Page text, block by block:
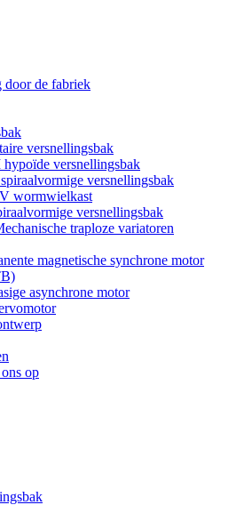
door de fabriek
versnellingsbak
versnellingsbak
versnellingsbak
wormwielkast
versnellingsbak
traploze variatoren
magnetische synchrone motor
asynchrone motor
op